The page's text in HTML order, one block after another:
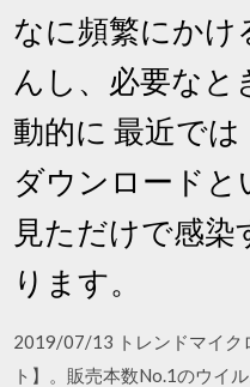
なに頻繁にかけ
んし、必要なと
動的に 最近で
ダウンロード
見ただけで感
ります。
2019/07/13 トレンドマイク
ト】。販売本数No.1のウイ